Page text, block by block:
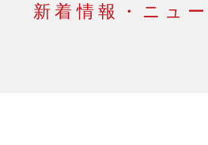
新着情報・ニュ